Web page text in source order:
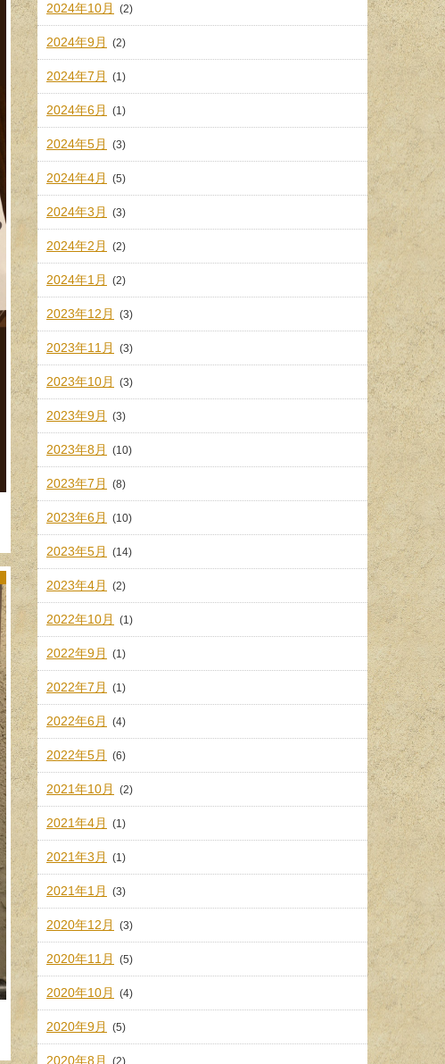
2024年10月 (2)
2024年9月 (2)
2024年7月 (1)
2024年6月 (1)
2024年5月 (3)
2024年4月 (5)
2024年3月 (3)
2024年2月 (2)
2024年1月 (2)
2023年12月 (3)
2023年11月 (3)
2023年10月 (3)
2023年9月 (3)
2023年8月 (10)
2023年7月 (8)
2023年6月 (10)
2023年5月 (14)
2023年4月 (2)
2022年10月 (1)
2022年9月 (1)
2022年7月 (1)
2022年6月 (4)
2022年5月 (6)
2021年10月 (2)
2021年4月 (1)
2021年3月 (1)
2021年1月 (3)
2020年12月 (3)
2020年11月 (5)
2020年10月 (4)
2020年9月 (5)
2020年8月 (2)